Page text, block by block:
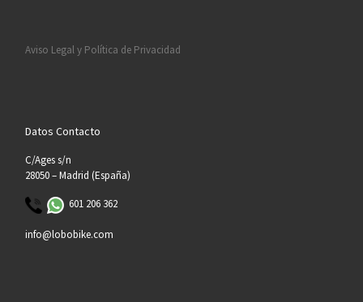
Aviso Legal y Política de Privacidad
Datos Contacto
C/Ages s/n
28050 – Madrid (España)
601 206 362
info@lobobike.com